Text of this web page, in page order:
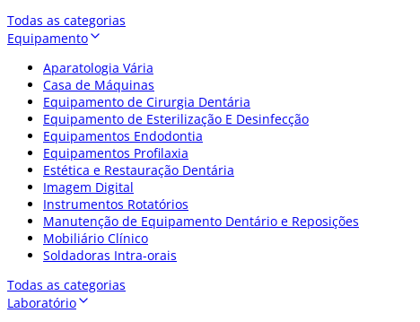
Todas as categorias
Equipamento
Aparatologia Vária
Casa de Máquinas
Equipamento de Cirurgia Dentária
Equipamento de Esterilização E Desinfecção
Equipamentos Endodontia
Equipamentos Profilaxia
Estética e Restauração Dentária
Imagem Digital
Instrumentos Rotatórios
Manutenção de Equipamento Dentário e Reposições
Mobiliário Clínico
Soldadoras Intra-orais
Todas as categorias
Laboratório